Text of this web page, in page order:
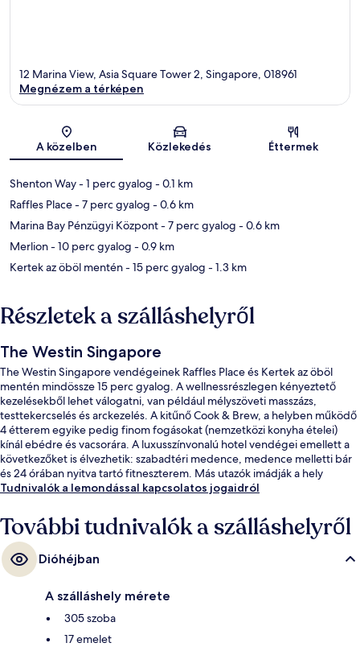
Térkép
12 Marina View, Asia Square Tower 2, Singapore, 018961
Megnézem a térképen
A közelben Közlekedés Éttermek
Shenton Way- 1 perc gyalog - 0.1 km
Raffles Place- 7 perc gyalog - 0.6 km
Marina Bay Pénzügyi Központ- 7 perc gyalog - 0.6 km
Merlion- 10 perc gyalog - 0.9 km
Kertek az öböl mentén- 15 perc gyalog - 1.3 km
Részletek a szálláshelyről
The Westin Singapore
The Westin Singapore vendégeinek Raffles Place és Kertek az öböl
mentén mindössze 15 perc gyalog. A wellnessrészlegen kényeztető
kezelésekből lehet válogatni, van például mélyszöveti masszázs,
testtekercselés és arckezelés. A kitűnő Cook & Brew, a helyben működő
4 étterem egyike pedig finom fogásokat (nemzetközi konyha ételei)
kínál ebédre és vacsorára. A luxusszínvonalú hotel vendégei emellett a
következőket is élvezhetik: szabadtéri medence, medence melletti bár
és 24 órában nyitva tartó fitneszterem. Más utazók imádják a hely
következó jellemzőit: segítőkész személyzet. Rövid sétával
Downtown állomás pedig 4 perc séta.
Tudnivalók a lemondással kapcsolatos jogaidról
További tudnivalók a szálláshelyről
Dióhéjban
A szálláshely mérete
305 szoba
17 emelet